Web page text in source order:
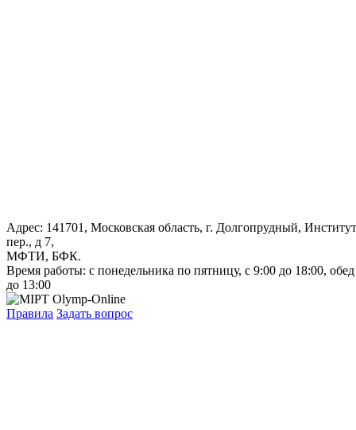
Адрес: 141701, Московская область, г. Долгопрудный,
пер., д 7,
МФТИ, БФК.
Время работы: с понедельника по пятницу, с 9:00 до 18:00,
до 13:00
Правила Задать вопрос